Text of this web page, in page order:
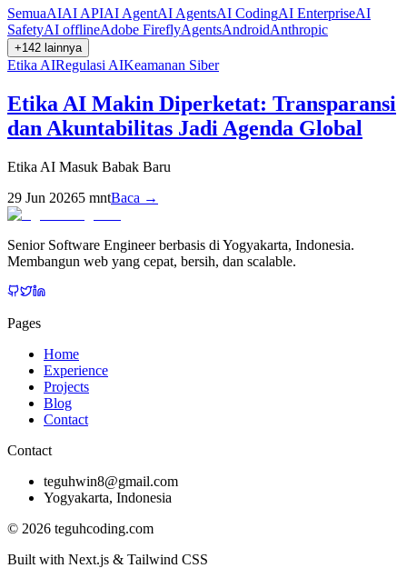
SemuaAIAI APIAI AgentAI AgentsAI CodingAI EnterpriseAI
SafetyAI offlineAdobe FireflyAgentsAndroidAnthropic
+142 lainnya
Etika AIRegulasi AIKeamanan Siber
Etika AI Makin Diperketat: Transparansi
dan Akuntabilitas Jadi Agenda Global
Etika AI Masuk Babak Baru
29 Jun 20265 mntBaca →
Senior Software Engineer berbasis di Yogyakarta, Indonesia.
Membangun web yang cepat, bersih, dan scalable.
Pages
Home
Experience
Projects
Blog
Contact
Contact
teguhwin8@gmail.com
Yogyakarta, Indonesia
© 2026 teguhcoding.com
Built with Next.js & Tailwind CSS